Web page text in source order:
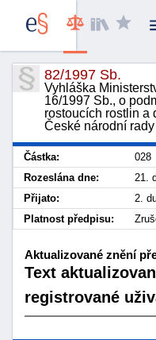
82/1997 Sb.
Vyhláška
16/1997 Sb., o
rostoucích rostlin a
České národní
Částka: 028
Rozeslána dne:
21.
Přijato:
2.
Platnost předpisu:
Aktualizované znění
Text
registrované